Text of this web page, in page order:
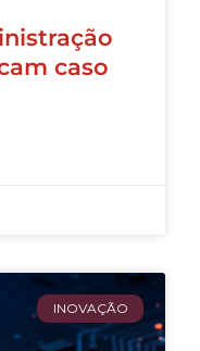
caso
INOVAÇÃO